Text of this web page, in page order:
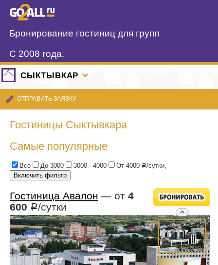
Бронирование гостиниц для групп
С 2008 года.
СЫКТЫВКАР
ОТПРАВИТЬ ЗАЯВКУ
Гостиницы Сыктывкара
Самые популярные
Все До 3000 3000 - 4000 От 4000 Р/сутки,
Гостиница Авалон — от 4
600 Р/сутки